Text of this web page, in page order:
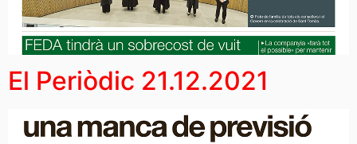
El Periòdic 21.12.2021